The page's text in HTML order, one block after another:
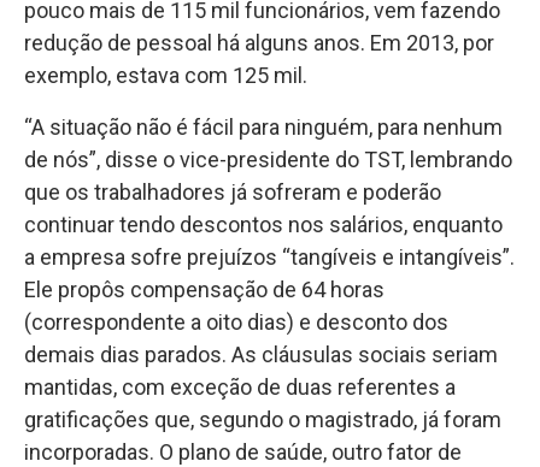
pouco mais de 115 mil funcionários, vem fazendo
redução de pessoal há alguns anos. Em 2013, por
exemplo, estava com 125 mil.
“A situação não é fácil para ninguém, para nenhum
de nós”, disse o vice-presidente do TST, lembrando
que os trabalhadores já sofreram e poderão
continuar tendo descontos nos salários, enquanto
a empresa sofre prejuízos “tangíveis e intangíveis”.
Ele propôs compensação de 64 horas
(correspondente a oito dias) e desconto dos
demais dias parados. As cláusulas sociais seriam
mantidas, com exceção de duas referentes a
gratificações que, segundo o magistrado, já foram
incorporadas. O plano de saúde, outro fator de